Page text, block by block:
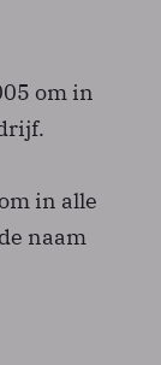
om in
in alle
naam